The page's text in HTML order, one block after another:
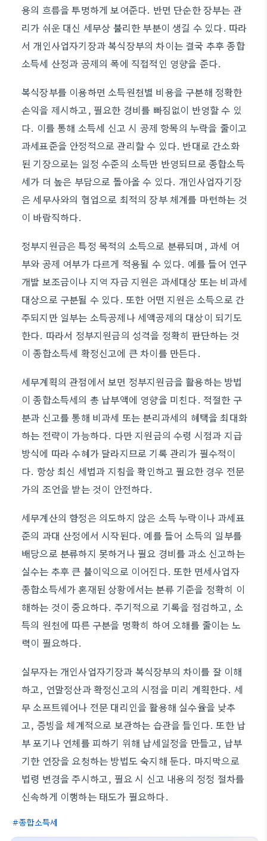
용의 흐름을 투명하게 보여준다. 반면 단순한 장부는 관
리가 쉬운 대신 세무상 불리한 부분이 생길 수 있다. 따라
서 개인사업자기장과 복식장부의 차이는 결국 추후 종합
소득세 산정과 공제의 폭에 직접적인 영향을 준다.
복식장부를 이용하면 소득원천별 비용을 구분해 정확한
손익을 제시하고, 필요한 경비를 빠짐없이 반영할 수 있
다. 이를 통해 소득세 신고 시 공제 항목의 누락을 줄이고
과세표준을 안정적으로 관리할 수 있다. 반대로 간소화
된 기장으로는 일정 수준의 소득만 반영되므로 종합소득
세가 더 높은 부담으로 돌아올 수 있다. 개인사업자기장
은 세무사와의 협업으로 최적의 장부 체계를 마련하는 것
이 바람직하다.
정부지원금은 특정 목적의 소득으로 분류되며, 과세 여
부와 공제 여부가 다르게 적용될 수 있다. 예를 들어 연구
개발 보조금이나 지역 자금 지원은 과세대상 또는 비과세
대상으로 구분될 수 있다. 또한 어떤 지원은 소득으로 간
주되지만 일부는 소득공제나 세액공제의 대상이 되기도
한다. 따라서 정부지원금의 성격을 정확히 판단하는 것
이 종합소득세 확정신고에 큰 차이를 만든다.
세무계획의 관점에서 보면 정부지원금을 활용하는 방법
이 종합소득세의 총 납부액에 영향을 미친다. 적절한 구
분과 신고를 통해 비과세 또는 분리과세의 혜택을 최대화
하는 전략이 가능하다. 다만 지원금의 수령 시점과 지급
방식에 따라 수혜가 달라지므로 기록 관리가 필수적이
다. 항상 최신 세법과 지침을 확인하고 필요한 경우 전문
가의 조언을 받는 것이 안전하다.
세무계산의 함정은 의도하지 않은 소득 누락이나 과세표
준의 과대 산정에서 시작된다. 예를 들어 소득의 일부를
배당으로 분류하지 못하거나 필요 경비를 과소 신고하는
실수는 추후 큰 불이익으로 이어진다. 또한 면세사업자
종합소득세가 혼재된 상황에서는 분류 기준을 정확히 이
해하는 것이 중요하다. 주기적으로 기록을 점검하고, 소
득의 원천에 따른 구분을 명확히 하여 오해를 줄이는 노
력이 필요하다.
실무자는 개인사업자기장과 복식장부의 차이를 잘 이해
하고, 연말정산과 확정신고의 시점을 미리 계획한다. 세
무 소프트웨어나 전문 대리인을 활용해 실수율을 낮추
고, 증빙을 체계적으로 보관하는 습관을 들인다. 또한 납
부 포기나 연체를 피하기 위해 납세일정을 만들고, 납부
기한 연장을 요청하는 방법도 숙지해 둔다. 마지막으로
법령 변경을 주시하고, 필요 시 신고 내용의 정정 절차를
신속하게 이행하는 태도가 필요하다.
종합소득세